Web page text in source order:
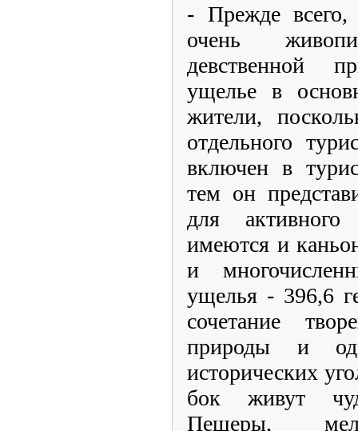
- Прежде
очень
девственной
ущелье в
жители,
отдельного
включен в
тем он
для
имеются и
и
ущелья - 396,6
сочетание
природы и
исторических
бок живут
Пещеры,